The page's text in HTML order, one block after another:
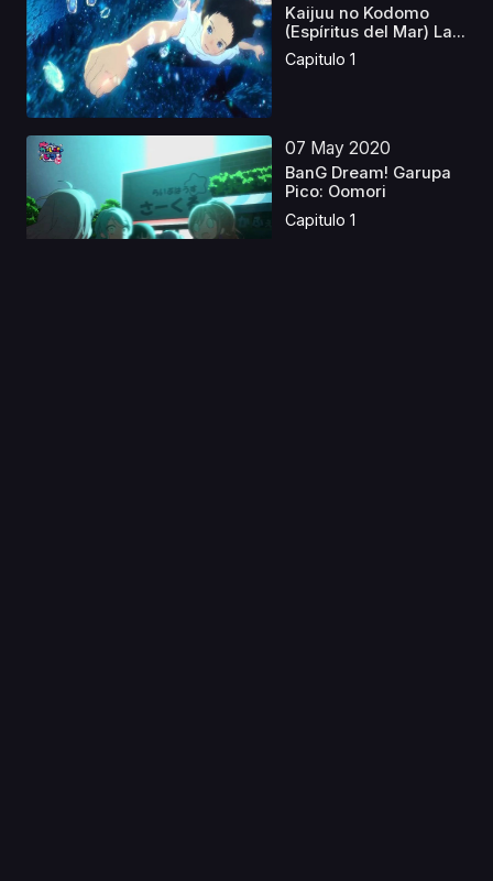
Kaijuu no Kodomo
(Espíritus del Mar) La...
Capitulo 1
07 May 2020
BanG Dream! Garupa
Pico: Oomori
Capitulo 1